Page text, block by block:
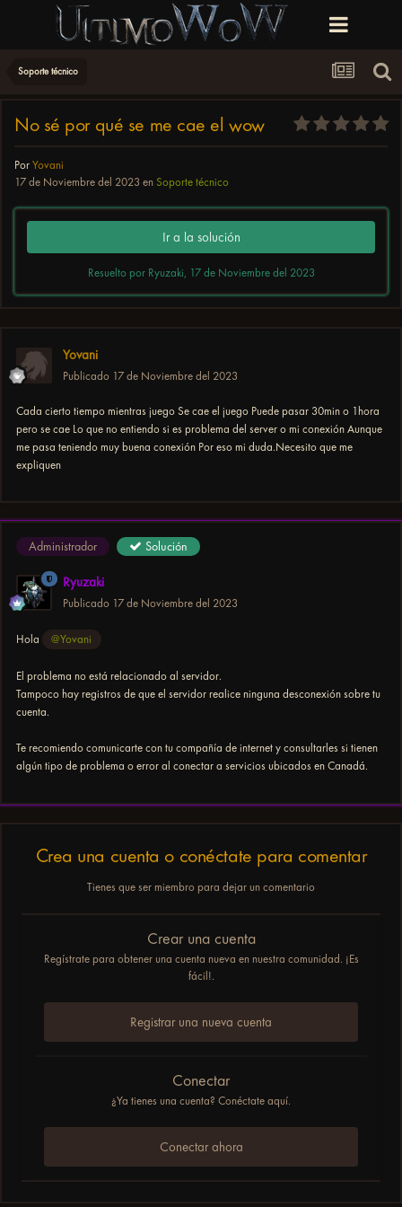
Soporte técnico
No sé por qué se me cae el wow
Por Yovani
17 de Noviembre del 2023 en Soporte técnico
Ir a la solución
Resuelto por Ryuzaki, 17 de Noviembre del 2023
Yovani
Publicado 17 de Noviembre del 2023
Cada cierto tiempo mientras juego Se cae el juego Puede pasar 30min o 1hora
pero se cae Lo que no entiendo si es problema del server o mi conexión Aunque
me pasa teniendo muy buena conexión Por eso mi duda.Necesito que me
expliquen
Administrador Solución
Ryuzaki
Publicado 17 de Noviembre del 2023
Hola @Yovani
El problema no está relacionado al servidor.
Tampoco hay registros de que el servidor realice ninguna desconexión sobre tu
cuenta.
Te recomiendo comunicarte con tu compañía de internet y consultarles si tienen
algún tipo de problema o error al conectar a servicios ubicados en Canadá.
Crea una cuenta o conéctate para comentar
Tienes que ser miembro para dejar un comentario
Crear una cuenta
Regístrate para obtener una cuenta nueva en nuestra comunidad. ¡Es
fácil!.
Registrar una nueva cuenta
Conectar
¿Ya tienes una cuenta? Conéctate aquí.
Conectar ahora